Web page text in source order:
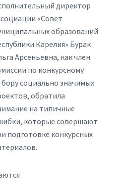
директор
«Совет
образований
Карелия» Бурак
Арсеньевна, как член
по конкурсному
социально значимых
обратила
на типичные
которые совершают
подготовке конкурсных